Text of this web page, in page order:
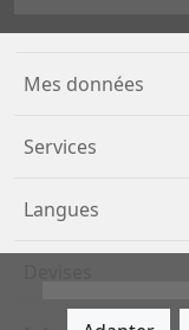
Mes données
Services
Langues